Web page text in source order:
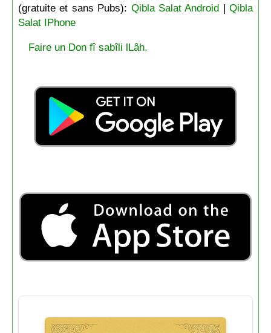
(gratuite et sans Pubs): Qibla Salat Android |Qibla
Salat IPhone
Faire un Don fî sabîli lLâh.